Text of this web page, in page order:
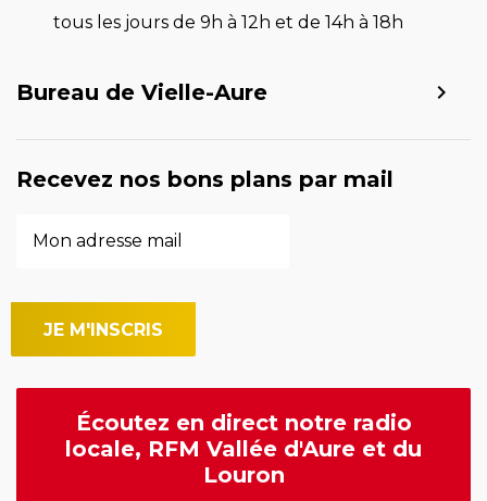
tous les jours de 9h à 12h et de 14h à 18h
Bureau de Vielle-Aure
Recevez nos bons plans par mail
Écoutez en direct notre radio
locale, RFM Vallée d'Aure et du
Louron